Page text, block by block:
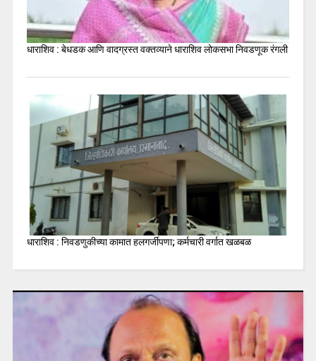
धाराशिव : बेधडक आणि वादग्रस्त वक्तव्याने धाराशिव लोकसभा निवडणूक रंगली
धाराशिव : निवडणुकीच्या कामात हलगर्जीपणा; कर्मचारी वर्गात खळबळ